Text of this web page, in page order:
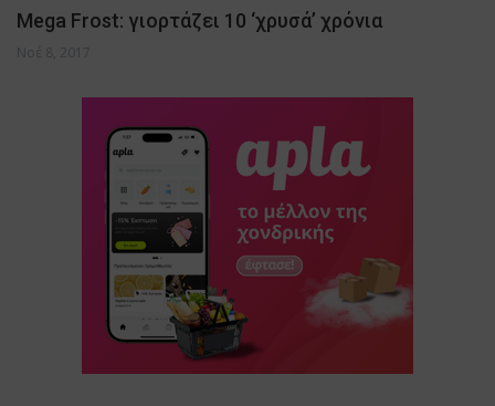
Mega Frost: γιορτάζει 10 ‘χρυσά’ χρόνια
Νοέ 8, 2017